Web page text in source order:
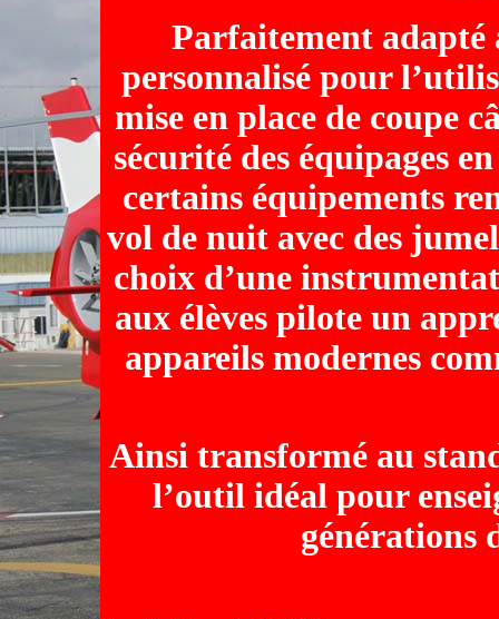
Parfaitement adapté
personnalisé pour
mise en place de coupe
sécurité des équipages
certains équipements
vol de nuit avec des
choix d’une
aux élèves pilote un
appareils modernes
Ainsi transformé au
l’outil idéal pour
générations